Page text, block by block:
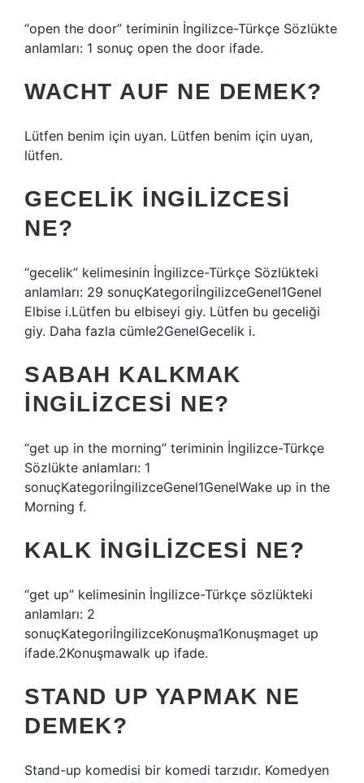
“open the door” teriminin İngilizce-Türkçe Sözlükte
anlamları: 1 sonuç open the door ifade.
WACHT AUF NE DEMEK?
Lütfen benim için uyan. Lütfen benim için uyan,
lütfen.
GECELIK INGILIZCESI
NE?
“gecelik” kelimesinin İngilizce-Türkçe Sözlükteki
anlamları: 29 sonuçKategoriİngilizceGenel1Genel
Elbise i.Lütfen bu elbiseyi giy. Lütfen bu geceliği
giy. Daha fazla cümle2GenelGecelik i.
SABAH KALKMAK
INGILIZCESI NE?
“get up in the morning” teriminin İngilizce-Türkçe
Sözlükte anlamları: 1
sonuçKategoriİngilizceGenel1GenelWake up in the
Morning f.
KALK INGILIZCESI NE?
“get up” kelimesinin İngilizce-Türkçe sözlükteki
anlamları: 2
sonuçKategoriİngilizceKonuşma1Konuşmaget up
ifade.2Konuşmawalk up ifade.
STAND UP YAPMAK NE
DEMEK?
Stand-up komedisi bir komedi tarzıdır. Komedyen